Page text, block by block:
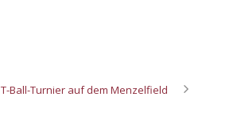
T-Ball-Turnier auf dem Menzelfield